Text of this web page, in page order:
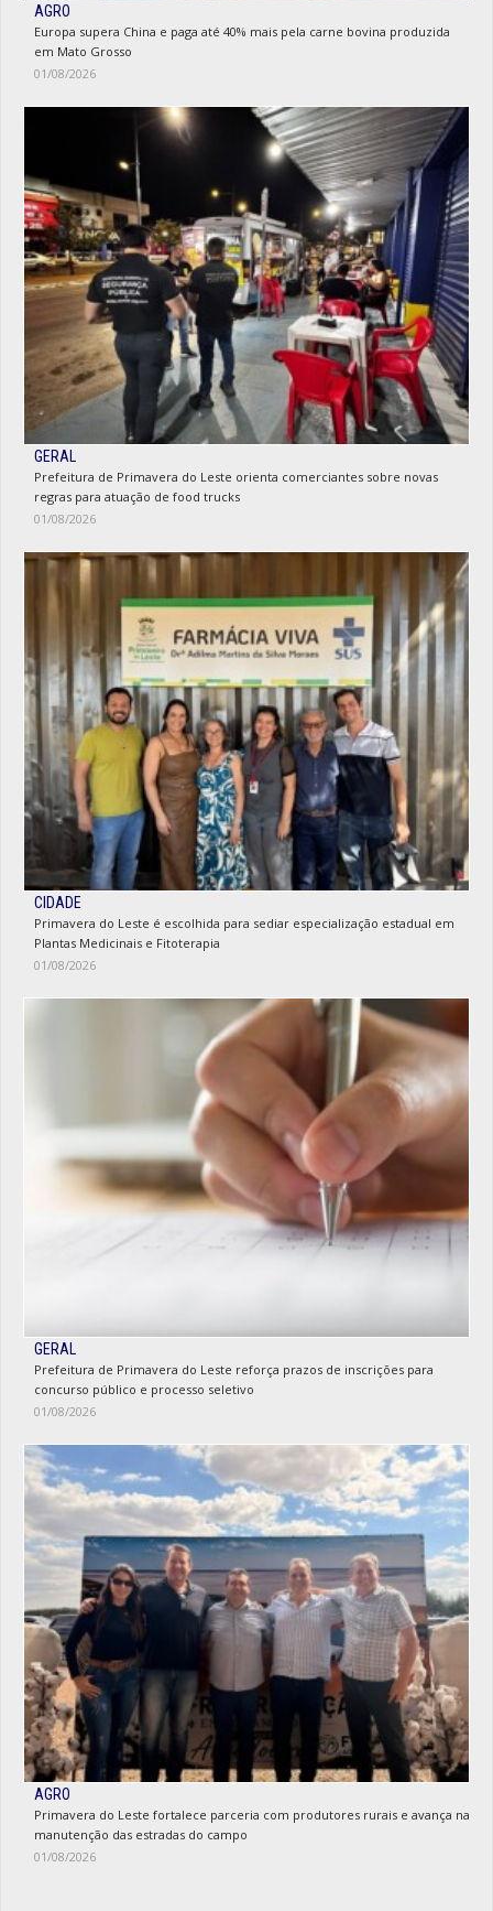
AGRO
Europa supera China e paga até 40% mais pela carne bovina produzida
em Mato Grosso
01/08/2026
GERAL
Prefeitura de Primavera do Leste orienta comerciantes sobre novas
regras para atuação de food trucks
01/08/2026
CIDADE
Primavera do Leste é escolhida para sediar especialização estadual em
Plantas Medicinais e Fitoterapia
01/08/2026
GERAL
Prefeitura de Primavera do Leste reforça prazos de inscrições para
concurso público e processo seletivo
01/08/2026
AGRO
Primavera do Leste fortalece parceria com produtores rurais e avança na
manutenção das estradas do campo
01/08/2026